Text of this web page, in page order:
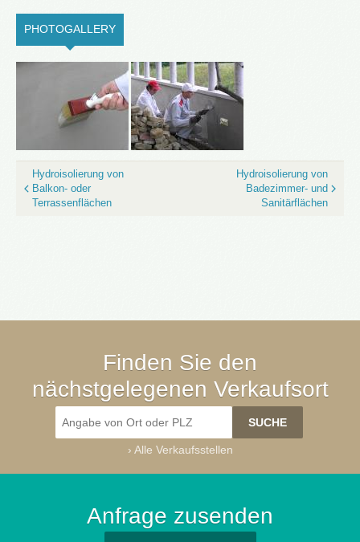
PHOTOGALLERY
Hydroisolierung von
Balkon- oder
Terrassenflächen
Hydroisolierung von
Badezimmer- und
Sanitärflächen
Finden Sie den
nächstgelegenen Verkaufsort
› Alle Verkaufsstellen
Anfrage zusenden